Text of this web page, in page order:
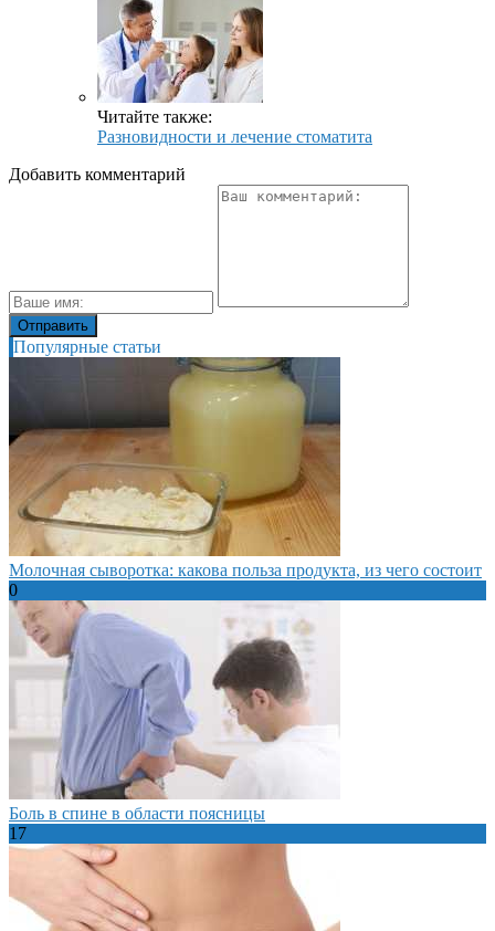
Читайте также:
Разновидности и лечение стоматита
Добавить комментарий
Популярные статьи
Молочная сыворотка: какова польза продукта, из чего состоит
0
Боль в спине в области поясницы
17